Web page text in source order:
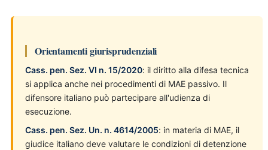
Orientamenti giurisprudenziali
Cass. pen. Sez. VI n. 15/2020: il diritto alla difesa tecnica
si applica anche nei procedimenti di MAE passivo. Il
difensore italiano può partecipare all'udienza di
esecuzione.
Cass. pen. Sez. Un. n. 4614/2005: in materia di MAE, il
giudice italiano deve valutare le condizioni di detenzione